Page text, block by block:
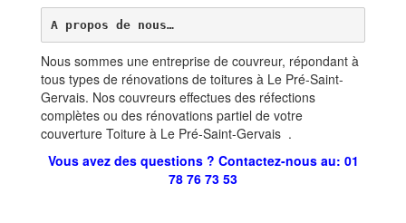
A propos de nous…
Nous sommes une entreprise de couvreur, répondant à
tous types de rénovations de toitures à Le Pré-Saint-
Gervais. Nos couvreurs effectues des réfections
complètes ou des rénovations partiel de votre
couverture Toiture à Le Pré-Saint-Gervais .
Vous avez des questions ? Contactez-nous au: 01
78 76 73 53